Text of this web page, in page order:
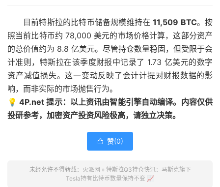
目前特斯拉的比特币储备规模维持在11,509 BTC。按
照当前比特币约 78,000 美元的市场价格计算，这部分资产
的总价值约为 8.8 亿美元。尽管持仓数量稳固，但受限于会
计准则，特斯拉在该季度财报中记录了 1.73 亿美元的数字
资产减值损失。这一变动反映了会计计提对财报数据的影
响，而非实际的市场抛售行为。
💡 4P.net 提示：以上资讯由智能引擎自动编译。内容仅供
投研参考，加密资产投资风险极高，请独立决策。
 赞(0)
未经允许不得转载： 火派网 » 特斯拉Q3持仓快讯：马斯克旗下
Tesla持有比特币数量保持不变 📈